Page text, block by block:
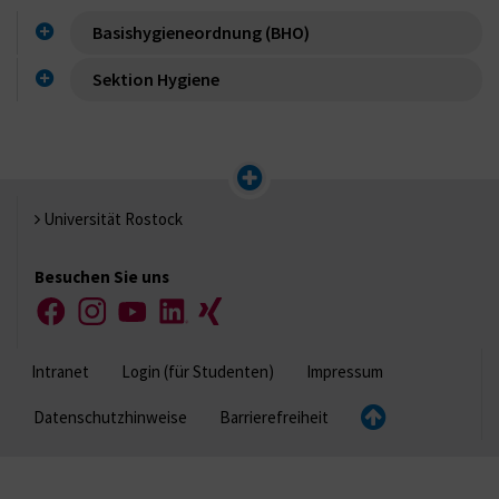
Basishygieneordnung (BHO)
Sektion Hygiene
Universität Rostock
Besuchen Sie uns
FacebookInstagramYouTubeLinkedIn
Xing
Intranet Login (für Studenten) Impressum
Datenschutzhinweise Barrierefreiheit